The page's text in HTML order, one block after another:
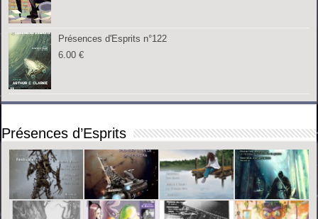
Présences d'Esprits n°122
6.00€
Présences d’Esprits